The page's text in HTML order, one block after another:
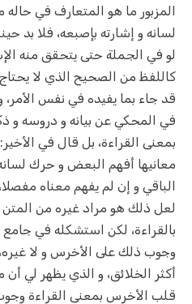
المزبور ما هو المتعارف في
لسانه و إشارته بإصبعه، فلا بد
لو في الجملة حتى يتحقق منه
كاللفظ من الصحيح الذي لا
قد جاء بما يفيده في نفس الأمر،
في المحكي عن بيانه و دروسه و
بمعنى القراءة، بل قال في
معانيها أفهم البعض و حرك
الباقي و إن لم يفهم معناه
لعل ذلك هو مراد غيره من
بالقراءة، لكن استشكله في جامع
وجوب ذلك على الأخرس و لا
أكثر الخلائق، و الذي يظهر لي
قلب الأخرس بمعنى القراءة